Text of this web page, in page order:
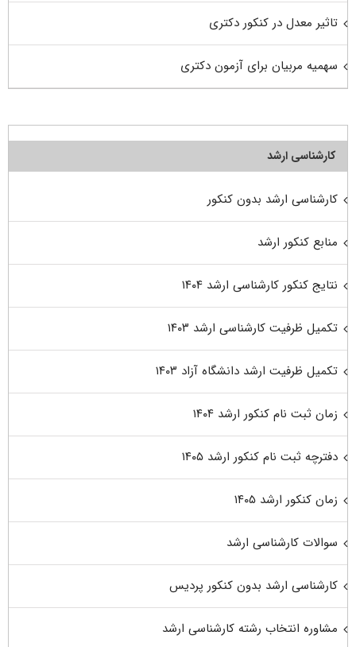
تاثیر معدل در کنکور دکتری
سهمیه مربیان برای آزمون دکتری
کارشناسی ارشد
کارشناسی ارشد بدون کنکور
منابع کنکور ارشد
نتایج کنکور کارشناسی ارشد ۱۴۰۴
تکمیل ظرفیت کارشناسی ارشد ۱۴۰۳
تکمیل ظرفیت ارشد دانشگاه آزاد ۱۴۰۳
زمان ثبت نام کنکور ارشد ۱۴۰۴
دفترچه ثبت نام کنکور ارشد ۱۴۰۵
زمان کنکور ارشد ۱۴۰۵
سوالات کارشناسی ارشد
کارشناسی ارشد بدون کنکور پردیس
مشاوره انتخاب رشته کارشناسی ارشد